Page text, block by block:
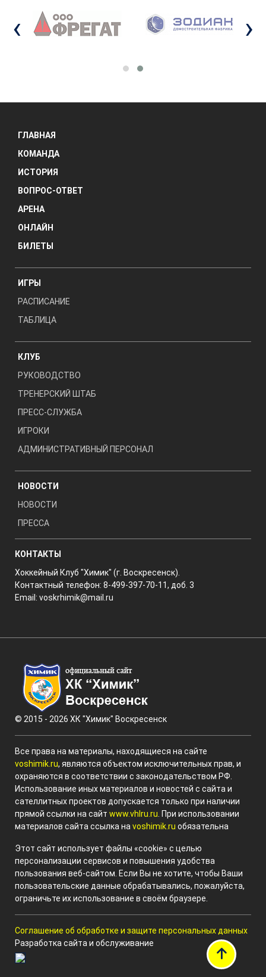
‹ ›
ГЛАВНАЯ
КОМАНДА
ИСТОРИЯ
ВОПРОС-ОТВЕТ
АРЕНА
ОНЛАЙН
БИЛЕТЫ
ИГРЫ
РАСПИСАНИЕ
ТАБЛИЦА
КЛУБ
РУКОВОДСТВО
ТРЕНЕРСКИЙ ШТАБ
ПРЕСС-СЛУЖБА
ИГРОКИ
АДМИНИСТРАТИВНЫЙ ПЕРСОНАЛ
НОВОСТИ
НОВОСТИ
ПРЕССА
КОНТАКТЫ
Хоккейный Клуб "Химик" (г. Воскресенск).
Контактный телефон: 8-499-397-70-11, доб. 3
Email: voskrhimik@mail.ru
© 2015 - 2026 ХК "Химик" Воскресенск
Все права на материалы, находящиеся на сайте
voshimik.ru, являются объектом исключительных прав, и
охраняются в соответствии с законодательством РФ.
Использование иных материалов и новостей с сайта и
сателлитных проектов допускается только при наличии
прямой ссылки на сайт www.vhlru.ru . При использовании
материалов сайта ссылка на voshimik.ru обязательна
Этот сайт использует файлы «cookie» с целью
персонализации сервисов и повышения удобства
пользования веб-сайтом. Если Вы не хотите, чтобы Ваши
пользовательские данные обрабатывались, пожалуйста,
ограничьте их использование в своём браузере.
Соглашение об обработке и защите персональных данных
Разработка сайта и обслуживание